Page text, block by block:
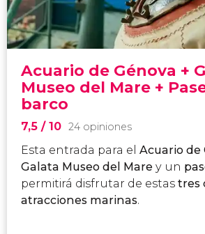
Acuario de Génova +
Museo del Mare +
barco
7,5 / 10 24 opiniones
Esta entrada para el Acuario de
Galata Museo del Mare y un
permitirá disfrutar de estas tres
atracciones marinas.